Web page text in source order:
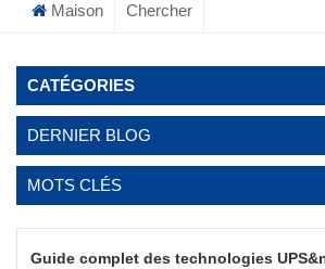
Maison Chercher
CATÉGORIES
DERNIER BLOG
MOTS CLÉS
Guide complet des technologies